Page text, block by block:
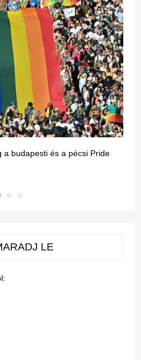
a budapesti és a pécsi Pride
LE